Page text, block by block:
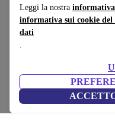
Leggi la nostra
informativa sui cookie
dati
.
Vendi il tuo
Passaggio 1/4
Controlla se tutto